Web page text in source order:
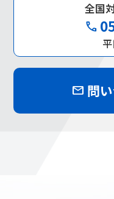
全国
phone
mail 問